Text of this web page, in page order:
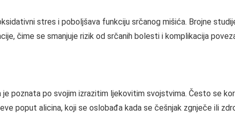
stres i poboljšava funkciju srčanog mišića. Brojne
čime se smanjuje rizik od srčanih bolesti i komplikacija
poznata po svojim izrazitim ljekovitim svojstvima. Često se
poput alicina, koji se oslobađa kada se češnjak zgnječe ili